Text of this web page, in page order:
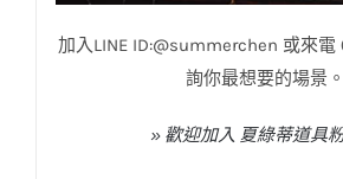
加入LINE ID:@summerchen 或來電
詢你最想要的場景。
» 歡迎加入 夏綠蒂道具